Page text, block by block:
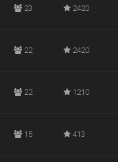
23 2420
22 2420
22 1210
15 413